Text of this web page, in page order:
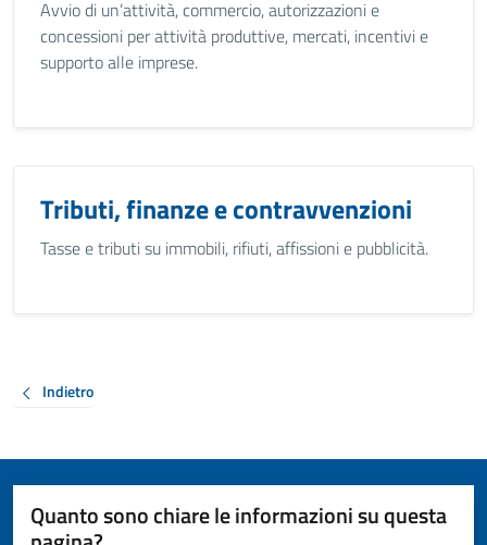
Avvio di un’attività, commercio, autorizzazioni e
concessioni per attività produttive, mercati, incentivi e
supporto alle imprese.
Tributi, finanze e contravvenzioni
Tasse e tributi su immobili, rifiuti, affissioni e pubblicità.
Indietro
Quanto sono chiare le informazioni su questa